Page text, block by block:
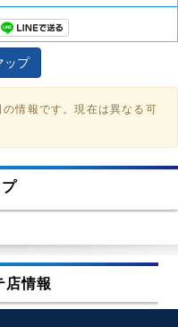
ップ
情報です。現在は異なる可
店情報